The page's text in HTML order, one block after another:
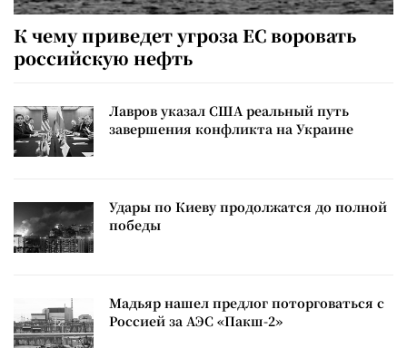
К чему приведет угроза ЕС воровать
российскую нефть
Лавров указал США реальный путь
завершения конфликта на Украине
Удары по Киеву продолжатся до полной
победы
Мадьяр нашел предлог поторговаться с
Россией за АЭС «Пакш-2»